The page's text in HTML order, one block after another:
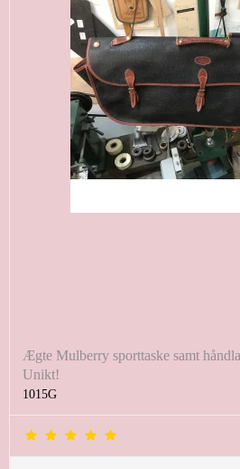
Ægte Mulberry sporttaske samt
Unikt!
1015G